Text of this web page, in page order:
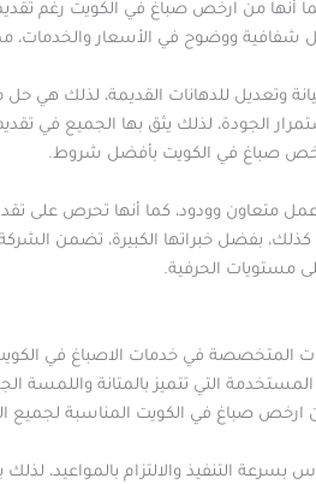
أنها من ارخص صباغ في الكويت رغم
شفافية ووضوح في الأسعار والخدمات،
للدهانات القديمة، لذلك هي حل
الجودة، لذلك يثق بها الجميع في
صباغ في الكويت بأفضل شروط.
متعاون وودود، كما أنها تحرص على
كذلك، بفضل خبراتها الكبيرة، تضمن
مستويات الحرفية.
المتخصصة في خدمات الاصباغ في
التي تتميز بالمتانة واللمسة
ارخص صباغ في الكويت المناسبة لجميع
بسرعة التنفيذ والالتزام بالمواعيد،